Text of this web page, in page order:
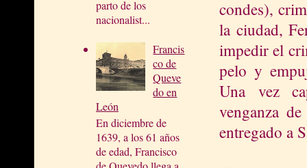
parto de los
nacionalist...
Francis
co de
Queve
do en
León
En diciembre de
1639, a los 61 años
de edad, Francisco
condes),
la ciudad,
impedir el
pelo y
Una vez
venganza
entregado a